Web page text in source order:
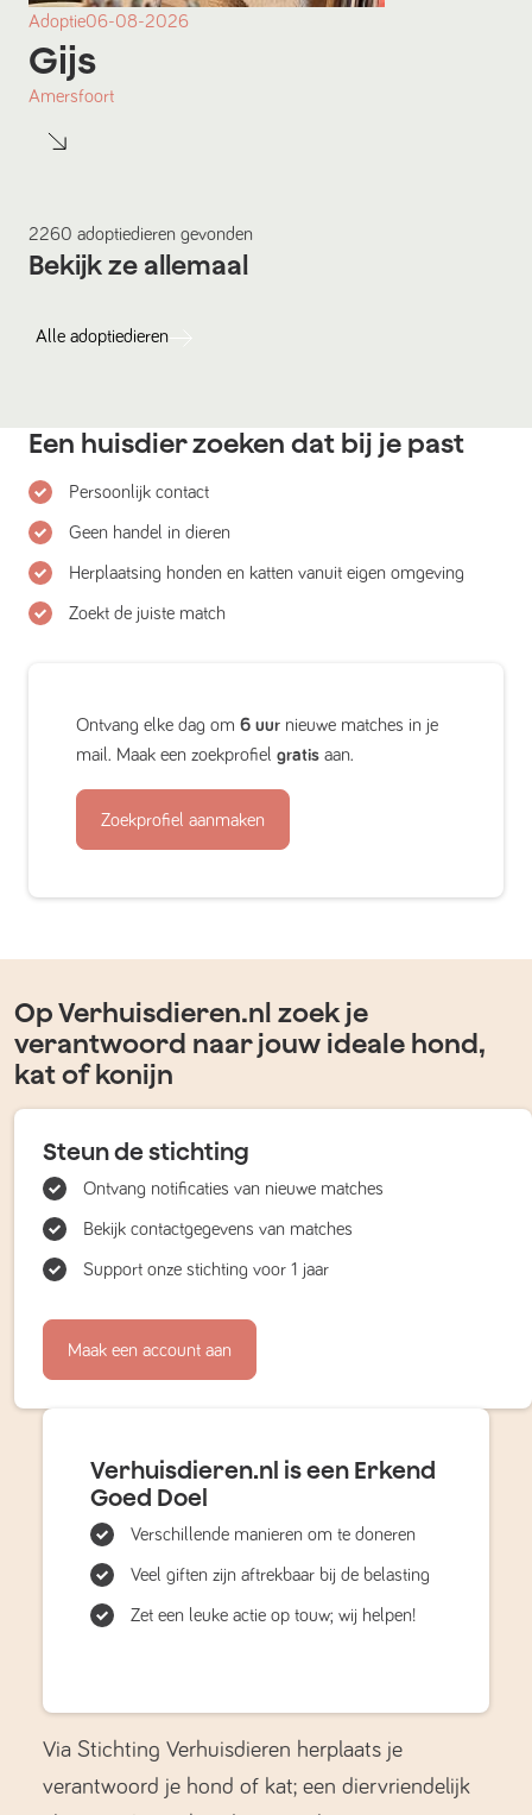
Adoptie06-08-2026
Gijs
Amersfoort
2260 adoptiedieren gevonden
Bekijk ze allemaal
Alle adoptiedieren
Een huisdier zoeken dat bij je past
Persoonlijk contact
Geen handel in dieren
Herplaatsing honden en katten vanuit eigen omgeving
Zoekt de juiste match
Ontvang elke dag om 6 uur nieuwe matches in je
mail. Maak een zoekprofiel gratis aan.
Zoekprofiel aanmaken
Op Verhuisdieren.nl zoek je
verantwoord naar jouw ideale hond,
kat of konijn
Steun de stichting
Ontvang notificaties van nieuwe matches
Bekijk contactgegevens van matches
Support onze stichting voor 1 jaar
Maak een account aan
Verhuisdieren.nl is een Erkend
Goed Doel
Verschillende manieren om te doneren
Veel giften zijn aftrekbaar bij de belasting
Zet een leuke actie op touw; wij helpen!
Via Stichting Verhuisdieren herplaats je
verantwoord je hond of kat; een diervriendelijk